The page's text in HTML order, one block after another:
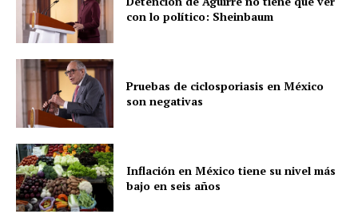
con lo político: Sheinbaum
Pruebas de ciclosporiasis en México
son negativas
Inflación en México tiene su nivel más
bajo en seis años